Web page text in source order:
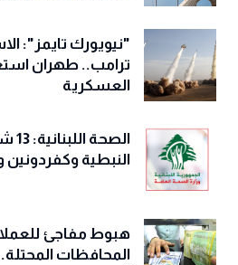
"نيويورك تايمز":
ترامب.. طهران
العسكرية
النبطية
هبوط مفاجئ
المحافظات